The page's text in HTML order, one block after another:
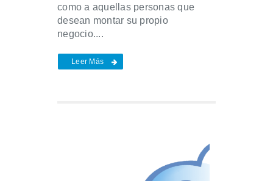
como a aquellas personas que
desean montar su propio
negocio....
Leer Más